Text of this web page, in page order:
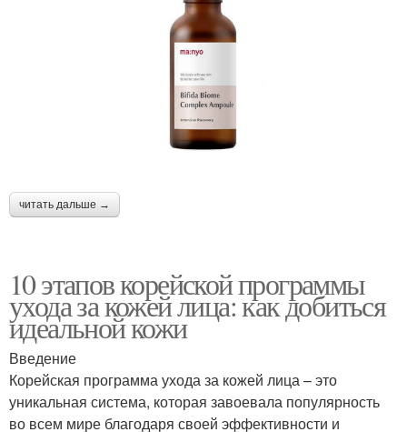
читать дальше →
10 этапов корейской программы
ухода за кожей лица: как добиться
идеальной кожи
Введение
Корейская программа ухода за кожей лица – это
уникальная система, которая завоевала популярность
во всем мире благодаря своей эффективности и